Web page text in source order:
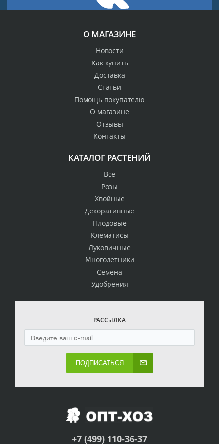
О МАГАЗИНЕ
Новости
Как купить
Доставка
Статьи
Помощь покупателю
О магазине
Отзывы
Контакты
КАТАЛОГ РАСТЕНИЙ
Всё
Розы
Хвойные
Декоративные
Плодовые
Клематисы
Луковичные
Многолетники
Семена
Удобрения
РАССЫЛКА
ПОДПИСАТЬСЯ
+7 (499) 110-36-37